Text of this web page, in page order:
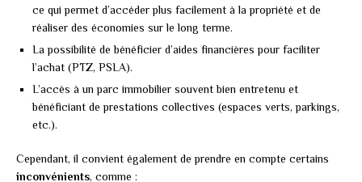
ce qui permet d’accéder plus facilement à la propriété et de
réaliser des économies sur le long terme.
La possibilité de bénéficier d’aides financières pour faciliter
l’achat (PTZ, PSLA).
L’accès à un parc immobilier souvent bien entretenu et
bénéficiant de prestations collectives (espaces verts, parkings,
etc.).
Cependant, il convient également de prendre en compte certains
inconvénients, comme :